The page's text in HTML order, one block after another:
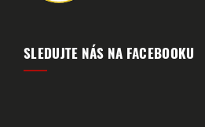
SLEDUJTE NÁS NA FACEBOOKU